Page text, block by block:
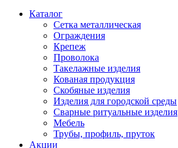
Каталог
Сетка металлическая
Ограждения
Крепеж
Проволока
Такелажные изделия
Кованая продукция
Скобяные изделия
Изделия для городской среды
Сварные ритуальные изделия
Мебель
Трубы, профиль, пруток
Акции